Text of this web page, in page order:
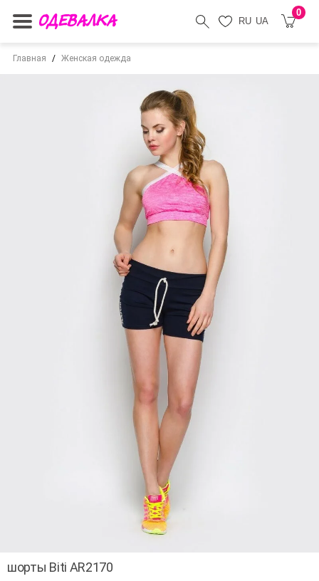
RU UA
0
Главная Женская одежда
шорты Biti AR2170